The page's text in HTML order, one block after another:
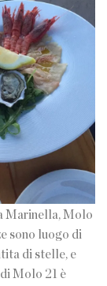
Marinella, Molo
sono luogo di
di stelle, e
di Molo 21 è